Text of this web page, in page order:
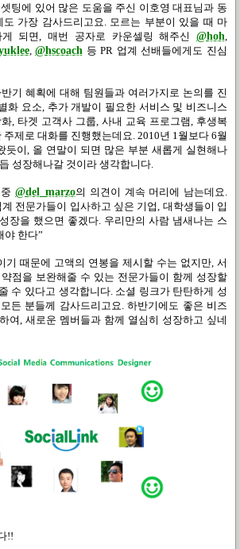
팅에 있어 많은 도움을 주신 이호영 대표님과 동
가장 감사드리고요
모르는 부분이 있을 때 마
되면
, 매번 공자로 카운셀링 해주신 @hoh
,@hscoach 등 PR 업계 선배들에게도 진심
기 혜획에 대해 팀원들과 여러가지로 논의를 진
화 요소 추가 개발이 필요한 서비스 및 비즈니스
타겟 고객사 그룹 사내 교육 프로그램
후생복
주제로 대화를 진행했는데요 . 2010년 1 월보다 6월
듯이
올 연말이 되면 많은 부분 새롭게 실현해나
성장해나갈 것이라 생각합니다
@del_marzo의 의견이 계속 머리에 남는데요
전문가들이 입사하고 싶은 기업 대학생들이 입
장을 했으면 좋겠다 우리만의 사람 냄새나는 스
야 한다”
기 때문에 고액의 연봉을 제시할 수는 없지만 서
약점을 보완해줄 수 있는 전문가들이 함께 성장할
수 있다고 생각합니다. 소셜 링크가 탄탄하게 성
든 분들께 감사드리고요. 하반기에도 좋은 비즈
여, 새로운 멤버들과 함께 열심히 성장하고 싶네
!!